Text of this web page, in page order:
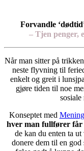
Forvandle
– Tjen penger,
Når man sitter på
neste flyvning til
enkelt og greit i
gjøre tiden til noe
sosiale
Konseptet med
hver man fullfører får
de kan du enten ta
donere dem til en god